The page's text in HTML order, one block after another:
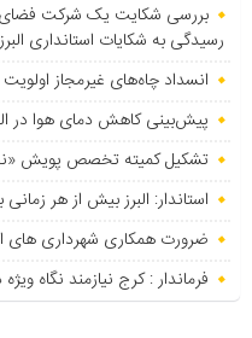
بررسی شکایت یک شرکت
رسیدگی به شکایات استانداری البرز
انسداد چاه‌های غیرمجاز
پیش‌بینی کاهش دمای هوا در
تشکیل کمیته تخصص پویش «نه
استاندار: البرز بیش از هر زمانی
ضرورت همکاری شهرداری های
فرماندار : کرج نیازمند نگاه